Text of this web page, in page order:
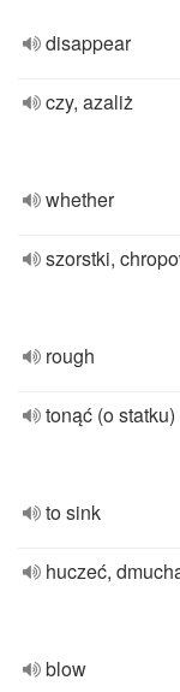
disappear
czy, azaliż
whether
szorstki,
rough
tonąć (o statku)
to sink
huczeć,
blow